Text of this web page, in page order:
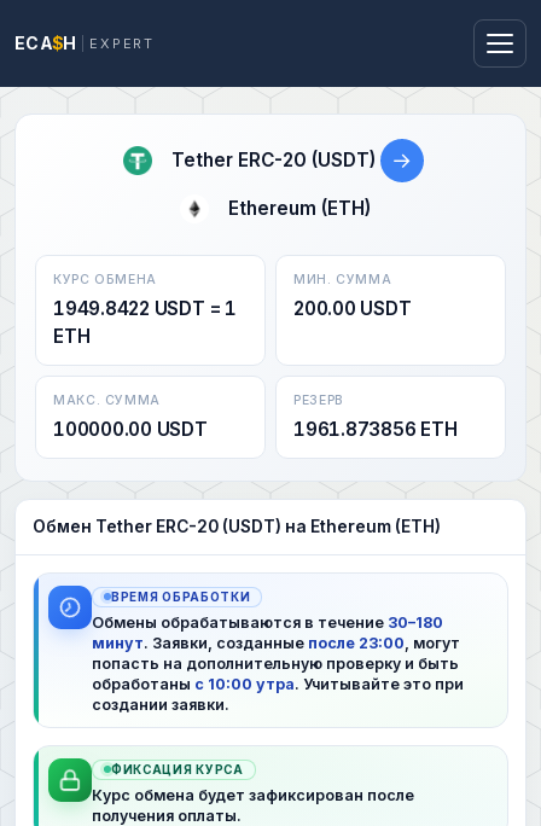
ECA$H EXPERT
Tether ERC-20 (USDT) →
Ethereum (ETH)
КУРС ОБМЕНА
1949.8422 USDT = 1
ETH
МИН. СУММА
200.00 USDT
МАКС. СУММА
100000.00 USDT
РЕЗЕРВ
1961.873856 ETH
Обмен Tether ERC-20 (USDT) на Ethereum (ETH)
ВРЕМЯ ОБРАБОТКИ
Обмены обрабатываются в течение 30–180
минут. Заявки, созданные после 23:00 , могут
попасть на дополнительную проверку и быть
обработаны с 10:00 утра. Учитывайте это при
создании заявки.
ФИКСАЦИЯ КУРСА
Курс обмена будет зафиксирован после
получения оплаты.